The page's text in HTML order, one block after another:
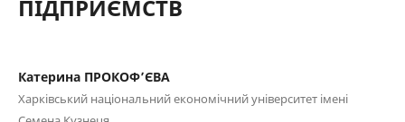
ПІДПРИЄМСТВ
Катерина ПРОКОФ’ЄВА
Харківський національний економічний університет імені